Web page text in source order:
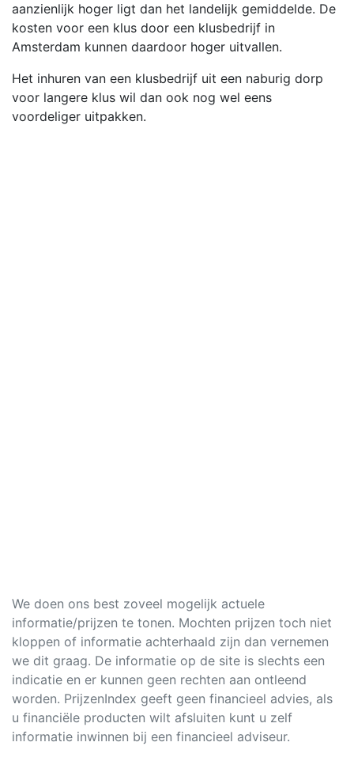
aanzienlijk hoger ligt dan het landelijk gemiddelde. De
kosten voor een klus door een klusbedrijf in
Amsterdam kunnen daardoor hoger uitvallen.
Het inhuren van een klusbedrijf uit een naburig dorp
voor langere klus wil dan ook nog wel eens
voordeliger uitpakken.
We doen ons best zoveel mogelijk actuele
informatie/prijzen te tonen. Mochten prijzen toch niet
kloppen of informatie achterhaald zijn dan vernemen
we dit graag. De informatie op de site is slechts een
indicatie en er kunnen geen rechten aan ontleend
worden. PrijzenIndex geeft geen financieel advies, als
u financiële producten wilt afsluiten kunt u zelf
informatie inwinnen bij een financieel adviseur.